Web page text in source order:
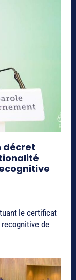
décret
le certificat
de